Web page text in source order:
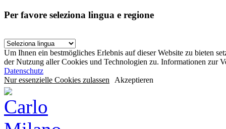
Per favore seleziona lingua e regione
Um Ihnen ein bestmögliches Erlebnis auf dieser Website zu bieten
der Nutzung aller Cookies und Technologien zu. Informationen zur
Datenschutz
Nur essenzielle Cookies zulassen Akzeptieren